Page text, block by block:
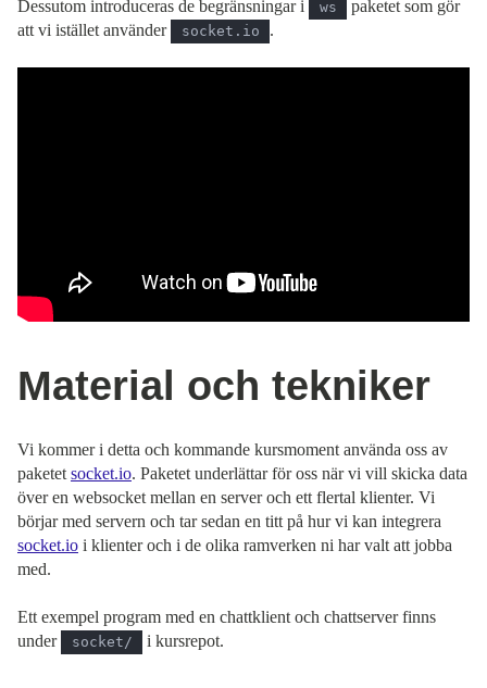
Dessutom introduceras de begränsningar i
ws
paketet som gör
att vi istället använder
socket.io .
Material och tekniker
Vi kommer i detta och kommande kursmoment använda oss av
paketet socket.io. Paketet underlättar för oss när vi vill skicka data
över en websocket mellan en server och ett flertal klienter. Vi
börjar med servern och tar sedan en titt på hur vi kan integrera
socket.io i klienter och i de olika ramverken ni har valt att jobba
med.
Ett exempel program med en chattklient och chattserver finns
under
socket/ i kursrepot.